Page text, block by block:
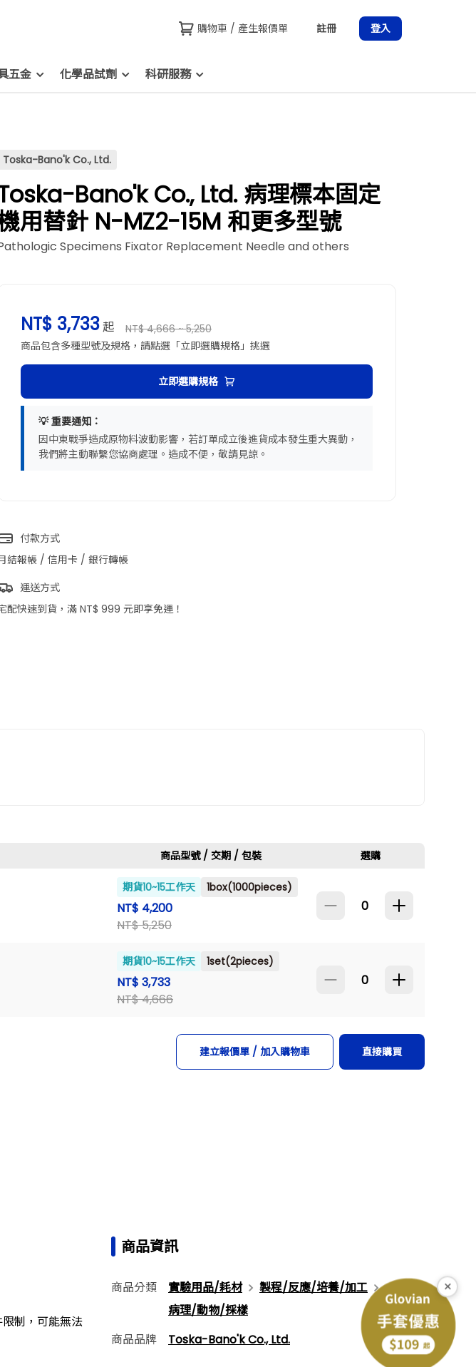
購物車 / 產生報價單 註冊 登入
五金 化學品試劑 科研服務
Toska-Bano'k Co., Ltd.
Bano'k Co., Ltd. 病理標本固定
用替針 N-MZ2-15M 和更多型號
Specimens Fixator Replacement Needle and others
NT$ 3,733起
NT$ 4,666 ~ 5,250
商品包含多種型號及規格，請點選「立即選購規格」挑選
立即選購規格
💡 重要通知：
因中東戰爭造成原物料波動影響，若訂單成立後進貨成本發生重大異動，
我們將主動聯繫您協商處理。造成不便，敬請見諒。
付款方式
結報帳 / 信用卡 / 銀行轉帳
運送方式
配快速到貨，滿 NT$ 999 元即享免運！
商品型號 / 交期 / 包裝 選購
期貨10~15工作天 1box(1000pieces)
NT$ 4,200
NT$ 5,250
期貨10~15工作天 1set(2pieces)
NT$ 3,733
NT$ 4,666
建立報價單 / 加入購物車 直接購買
制，可能無法
商品資訊
商品分類 實驗用品/耗材
製程/反應/培養/加工
病理/動物/採樣
商品品牌
Toska-Bano'k Co., Ltd.
×